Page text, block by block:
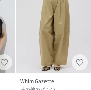
Whim Gazette